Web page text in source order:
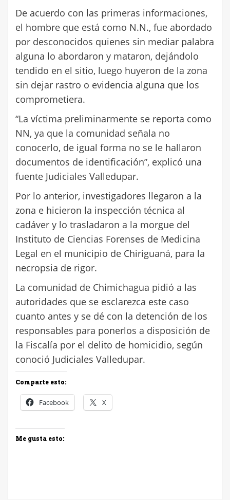
De acuerdo con las primeras informaciones,
el hombre que está como N.N., fue abordado
por desconocidos quienes sin mediar palabra
alguna lo abordaron y mataron, dejándolo
tendido en el sitio, luego huyeron de la zona
sin dejar rastro o evidencia alguna que los
comprometiera.
“La víctima preliminarmente se reporta como
NN, ya que la comunidad señala no
conocerlo, de igual forma no se le hallaron
documentos de identificación”, explicó una
fuente Judiciales Valledupar.
Por lo anterior, investigadores llegaron a la
zona e hicieron la inspección técnica al
cadáver y lo trasladaron a la morgue del
Instituto de Ciencias Forenses de Medicina
Legal en el municipio de Chiriguaná, para la
necropsia de rigor.
La comunidad de Chimichagua pidió a las
autoridades que se esclarezca este caso
cuanto antes y se dé con la detención de los
responsables para ponerlos a disposición de
la Fiscalía por el delito de homicidio, según
conoció Judiciales Valledupar.
Comparte esto:
Facebook X
Me gusta esto: